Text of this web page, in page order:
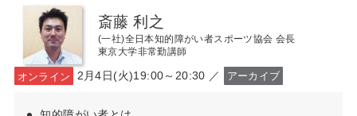
斎藤 利之
(一社)全日本知的障がい者スポーツ協会 会長
東京大学非常勤講師
オンライン 2月4日(火)19:00～20:30 ／ アーカイブ